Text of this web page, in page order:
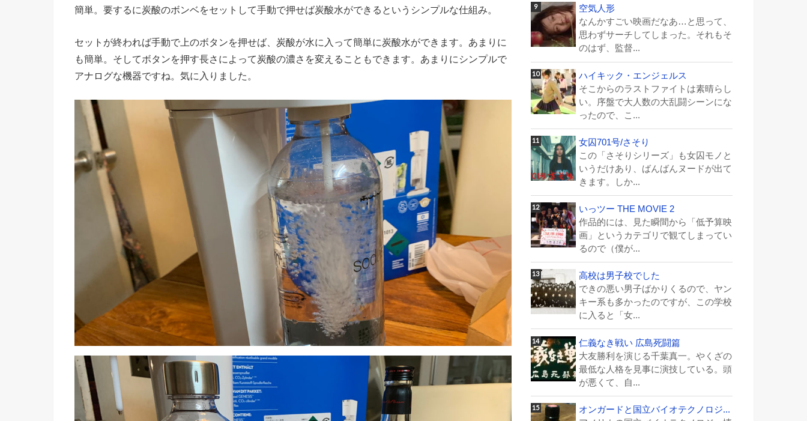
簡単。要するに炭酸のボンベをセットして手動で押せば炭酸水ができるというシンプルな仕組み。
セットが終われば手動で上のボタンを押せば、炭酸が水に入って簡単に炭酸水ができます。あまりに
も簡単。そしてボタンを押す長さによって炭酸の濃さを変えることもできます。あまりにシンプルで
アナログな機器ですね。気に入りました。
空気人形
なんかすごい映画だなあ…と思って、
思わずサーチしてしまった。それもそ
のはず、監督...
ハイキック・エンジェルス
そこからのラストファイトは素晴らし
い。序盤で大人数の大乱闘シーンにな
ったので、こ...
女囚701号/さそり
この「さそりシリーズ」も女囚モノと
いうだけあり、ばんばんヌードが出て
きます。しか...
いっツー THE MOVIE 2
作品的には、見た瞬間から「低予算映
画」というカテゴリで観てしまってい
るので（僕が...
高校は男子校でした
できの悪い男子ばかりくるので、ヤン
キー系も多かったのですが、この学校
に入ると「女...
仁義なき戦い 広島死闘篇
大友勝利を演じる千葉真一。やくざの
最低な人格を見事に演技している。頭
が悪くて、自...
オンガードと国立バイオテクノロジ...